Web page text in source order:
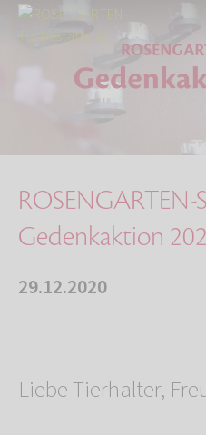
Start Über uns
Aktuelles
ROSENGARTEN-Sterne -
ROSENGARTEN-
Gedenkaktion
29.12.2020
Liebe Tierhalter,